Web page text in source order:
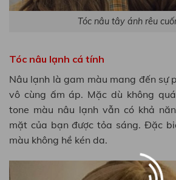
Tóc nâu tây ánh rêu
Tóc nâu lạnh cá tính
Nâu lạnh là gam màu mang đến sự
vô cùng ấm áp. Mặc dù không
tone màu nâu lạnh vẫn có khả
mặt của bạn được tỏa sáng. Đặc
màu không hề kén da.